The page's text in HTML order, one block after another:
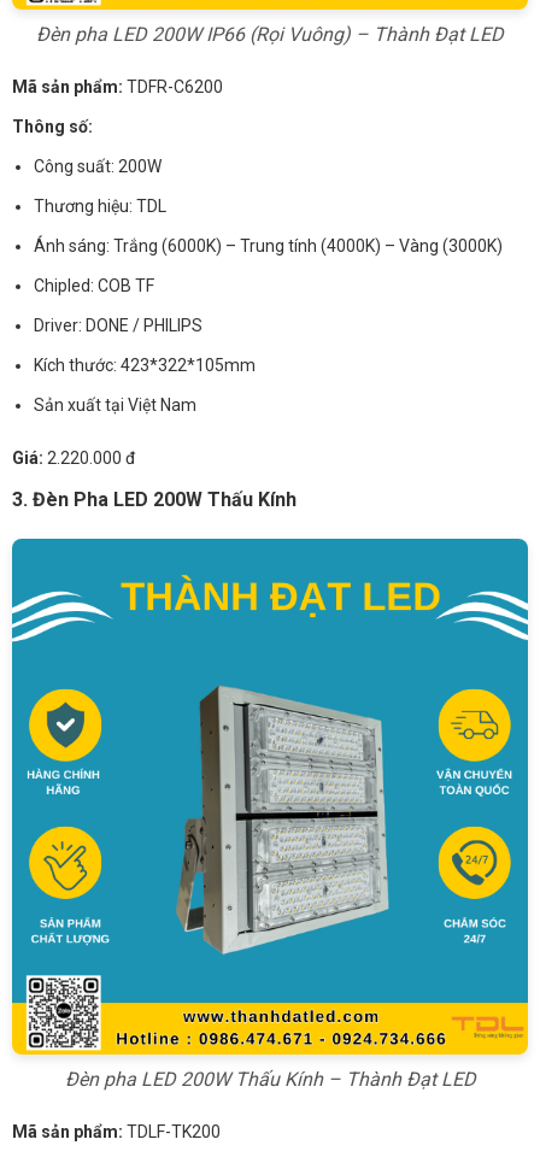
Đèn pha LED 200W IP66 (Rọi Vuông) – Thành Đạt LED
Mã sản phẩm: TDFR-C6200
Thông số:
Công suất: 200W
Thương hiệu: TDL
Ánh sáng: Trắng (6000K) – Trung tính (4000K) – Vàng (3000K)
Chipled: COB TF
Driver: DONE / PHILIPS
Kích thước: 423*322*105mm
Sản xuất tại Việt Nam
Giá: 2.220.000 đ
3. Đèn Pha LED 200W Thấu Kính
Đèn pha LED 200W Thấu Kính – Thành Đạt LED
Mã sản phẩm: TDLF-TK200